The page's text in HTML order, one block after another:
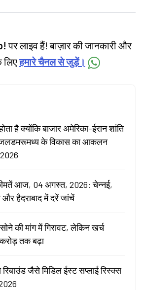
पर लाइव हैं! बाज़ार की जानकारी और
हमारे चैनल से जुड़ें।
है क्योंकि बाजार अमेरिका-ईरान शांति
जलडमरूमध्य के विकास का आकलन
आज, 04 अगस्त, 2026: चेन्नई,
और हैदराबाद में दरें जांचें
की मांग में गिरावट, लेकिन खर्च
तक बढ़ा
जैसे मिडिल ईस्ट सप्लाई रिस्क्स